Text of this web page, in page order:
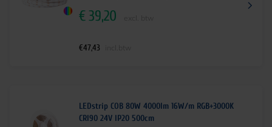
€39,20
€47,43
LEDstrip COB 80W 4000lm 16W/m RGB+3000K
CRI90 24V IP20 500cm